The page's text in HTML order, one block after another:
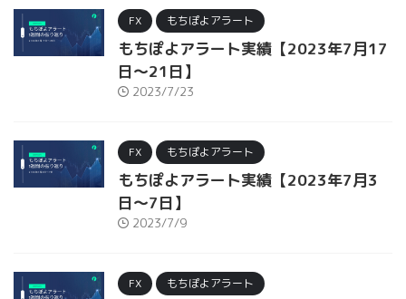
FX もちぽよアラート
もちぽよアラート実績【2023年7月17
日～21日】
2023/7/23
FX もちぽよアラート
もちぽよアラート実績【2023年7月3
日～7日】
2023/7/9
FX もちぽよアラート